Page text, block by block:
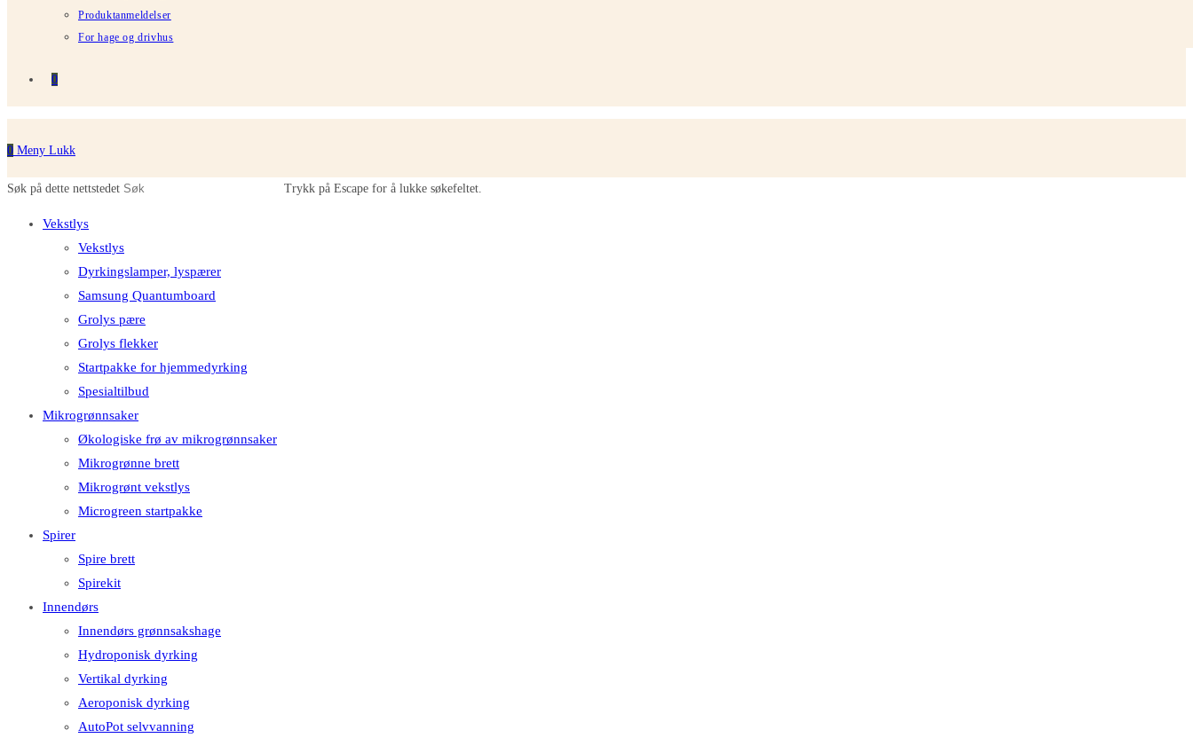
Produktanmeldelser
For hage og drivhus
0
0 Meny Lukk
Søk på dette nettstedet Trykk på Escape for å lukke søkefeltet.
Vekstlys
Vekstlys
Dyrkingslamper, lyspærer
Samsung Quantumboard
Grolys pære
Grolys flekker
Startpakke for hjemmedyrking
Spesialtilbud
Mikrogrønnsaker
Økologiske frø av mikrogrønnsaker
Mikrogrønne brett
Mikrogrønt vekstlys
Microgreen startpakke
Spirer
Spire brett
Spirekit
Innendørs
Innendørs grønnsakshage
Hydroponisk dyrking
Vertikal dyrking
Aeroponisk dyrking
AutoPot selvvanning